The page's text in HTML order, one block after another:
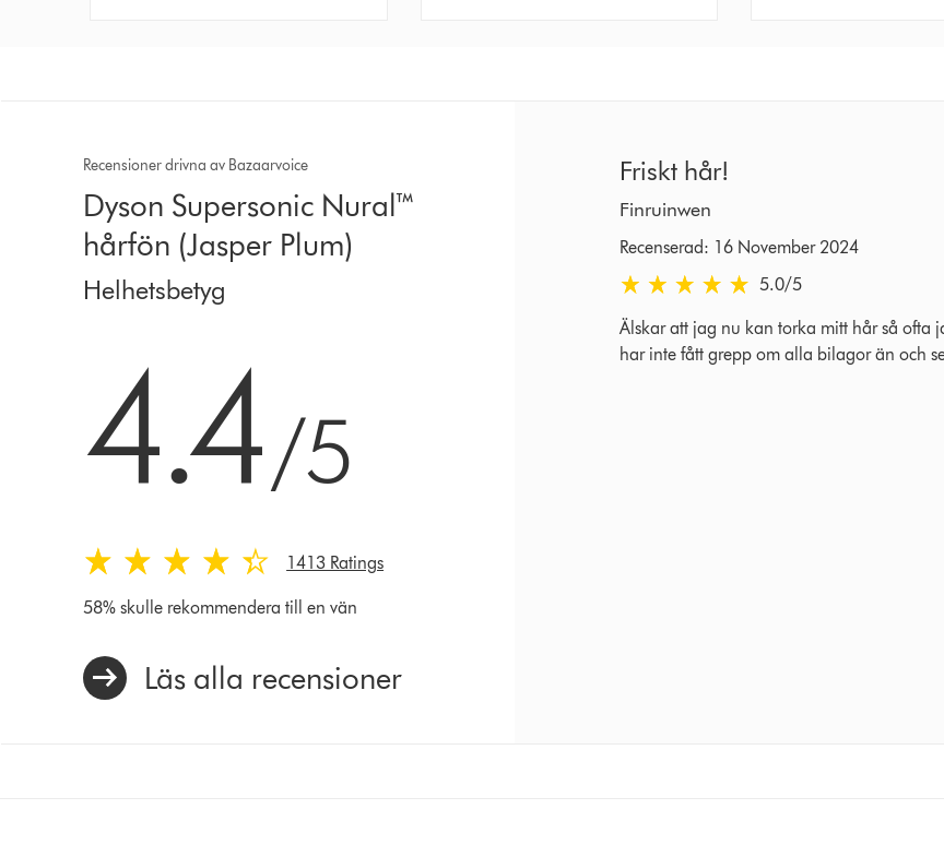
Recensioner drivna av Bazaarvoice
Dyson Supersonic Nural™
hårfön (Jasper Plum)
Helhetsbetyg
4.4/5
1413 Ratings
58% skulle rekommendera till en vän
Läs alla recensioner
Friskt hår!
Finruinwen
Recenserad: 16 November 2024
5.0 stjärnor av 5 från Recenserad: 16
5.0/5
Älskar att jag nu kan torka mitt hår så ofta
har inte fått grepp om alla bilagor än och